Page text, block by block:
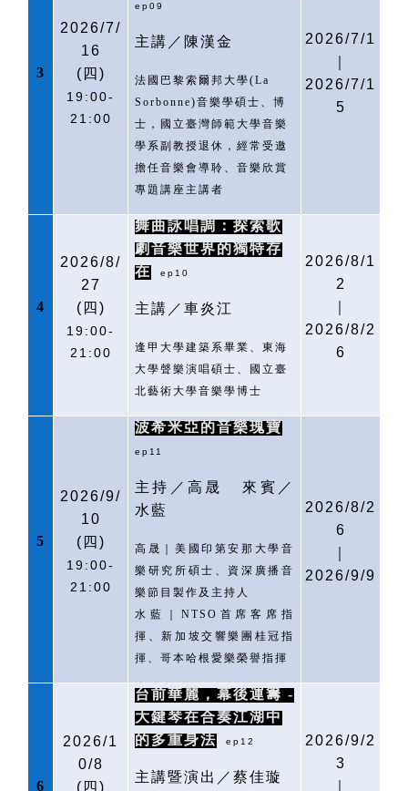
3
2026/7/
16
( 四)
19:00-
21:00
ep09
主講／陳漢金
法國巴黎索爾邦大學(La
Sorbonne)音樂學碩士、博
士，國立臺灣師範大學音樂
學系副教授退休，經常受邀
擔任音樂會導聆、音樂欣賞
專題講座主講者
2026/7/1
2026/7/1
5
4
2026/8/
27
( 四)
19:00-
21:00
舞曲詠唱調：探索歌
劇音樂世界的獨特存
在
ep10
主講／車炎江
逢甲大學建築系畢業、東海
大學聲樂演唱碩士、國立臺
北藝術大學音樂學博士
2026/8/1
2
2026/8/2
6
5
2026/9/
10
( 四)
19:00-
21:00
波希米亞的音樂瑰寶
ep11
主持／高晟
來賓／
水藍
高晟｜美國印第安那大學音
樂研究所碩士、資深廣播音
樂節目製作及主持人
水藍｜ NTSO 首席客席指
揮、新加坡交響樂團桂冠指
揮、哥本哈根愛樂榮譽指揮
2026/8/2
6
2026/9/9
6
2026/1
0/8
( 四)
台前華麗，幕後運籌 -
大鍵琴在合奏江湖中
的多重身法 ep12
主講暨演出／蔡佳璇
2026/9/2
3